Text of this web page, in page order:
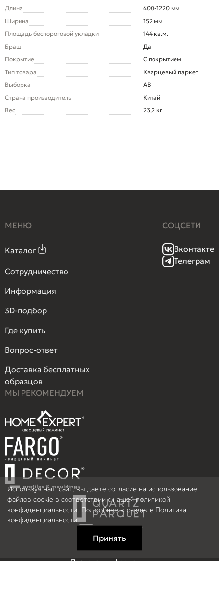
Длина
400-1220 мм
Ширина
152 мм
Площадь беспороговой укладки
144 кв.м.
Браш
Да
Покрытие
С покрытием
Тип товара
Кварцевый паркет
Выборка
AB
Страна производитель
Китай
Вес
23,2 кг
Правовая информация
МЕНЮ
Каталог
Сотрудничество
Информация
3D-подбор
Где купить
Вопрос-ответ
Доставка бесплатных
образцов
СОЦСЕТИ
Вконтакте
Телеграм
МЫ РЕКОМЕНДУЕМ
Используя наш сайт, вы даете согласие на использование
файлов cookie в соответствии с нашей политикой
конфиденциальности. Подробнее в разделе Политика
конфиденциальности.
Принять